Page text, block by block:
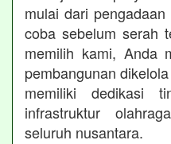
mulai dari
coba sebelum serah
memilih kami, Anda
pembangunan
memiliki dedikasi
infrastruktur
seluruh nusantara.